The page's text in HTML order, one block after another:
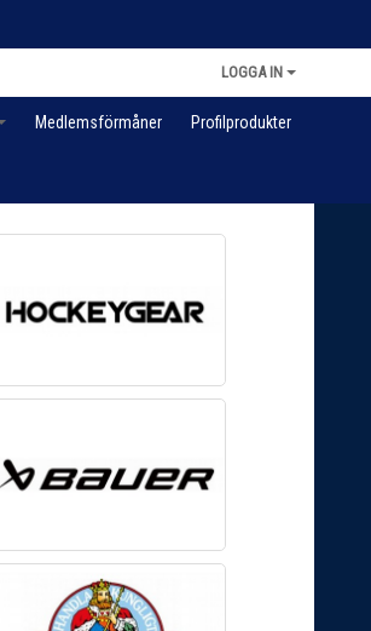
LOGGA IN
Medlemsförmåner Profilprodukter